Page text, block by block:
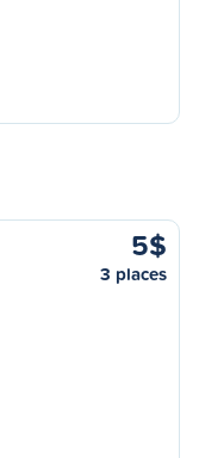
5$
3 places